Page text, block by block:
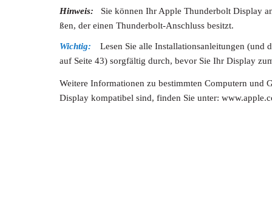
Hinweis: Sie können Ihr Apple Thunderbolt Display
ßen, der einen Thunderbolt-Anschluss besitzt.
Wichtig:
Lesen Sie alle Installationsanleitungen (und
auf Seite 43) sorgfältig durch, bevor Sie Ihr Display
Weitere Informationen zu bestimmten Computern und
Display kompatibel sind, finden Sie unter: